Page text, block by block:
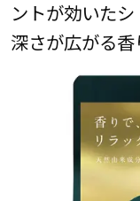
ントが効いた
深さが広がる香